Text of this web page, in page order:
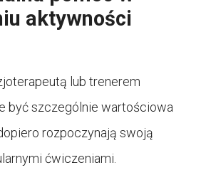
aktywności
lub trenerem
być szczególnie wartościowa
rozpoczynają swoją
ćwiczeniami.